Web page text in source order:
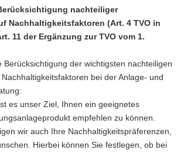
nachteiliger
Nachhaltigkeitsfaktoren (Art. 4 TVO in
11 der Ergänzung zur TVO vom 1.
Berücksichtigung der wichtigsten nachteiligen
bei der Anlage- und
es unser Ziel, Ihnen ein geeignetes
empfehlen zu können.
wir auch Ihre Nachhaltigkeitspräferenzen,
Hierbei können Sie festlegen, ob bei